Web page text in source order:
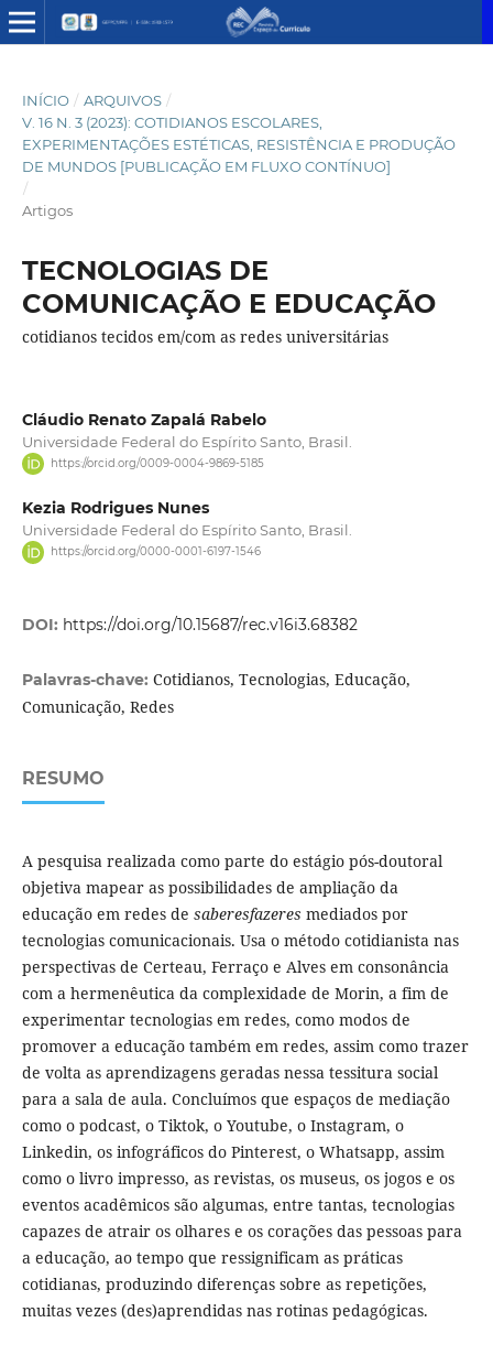
INÍCIO / ARQUIVOS /
V. 16 N. 3 (2023): COTIDIANOS ESCOLARES,
EXPERIMENTAÇÕES ESTÉTICAS, RESISTÊNCIA E PRODUÇÃO
DE MUNDOS [PUBLICAÇÃO EM FLUXO CONTÍNUO]
/
Artigos
TECNOLOGIAS DE
COMUNICAÇÃO E EDUCAÇÃO
cotidianos tecidos em/com as redes universitárias
Cláudio Renato Zapalá Rabelo
Universidade Federal do Espírito Santo, Brasil.
https://orcid.org/0009-0004-9869-5185
Kezia Rodrigues Nunes
Universidade Federal do Espírito Santo, Brasil.
https://orcid.org/0000-0001-6197-1546
DOI: https://doi.org/10.15687/rec.v16i3.68382
Palavras-chave: Cotidianos, Tecnologias, Educação,
Comunicação, Redes
RESUMO
A pesquisa realizada como parte do estágio pós-doutoral
objetiva mapear as possibilidades de ampliação da
educação em redes de saberesfazeres mediados por
tecnologias comunicacionais. Usa o método cotidianista nas
perspectivas de Certeau, Ferraço e Alves em consonância
com a hermenêutica da complexidade de Morin, a fim de
experimentar tecnologias em redes, como modos de
promover a educação também em redes, assim como trazer
de volta as aprendizagens geradas nessa tessitura social
para a sala de aula. Concluímos que espaços de mediação
como o podcast, o Tiktok, o Youtube, o Instagram, o
Linkedin, os infográficos do Pinterest, o Whatsapp, assim
como o livro impresso, as revistas, os museus, os jogos e os
eventos acadêmicos são algumas, entre tantas, tecnologias
capazes de atrair os olhares e os corações das pessoas para
a educação, ao tempo que ressignificam as práticas
cotidianas, produzindo diferenças sobre as repetições,
muitas vezes (des)aprendidas nas rotinas pedagógicas.